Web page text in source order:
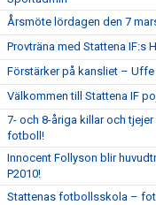
Årsmöte lördagen den 7
Provträna med Stattena IF:s
Förstärker på kansliet –
Välkommen till Stattena IF
7- och 8-åriga killar och
fotboll!
Innocent Follyson blir
P2010!
Stattenas fotbollsskola –